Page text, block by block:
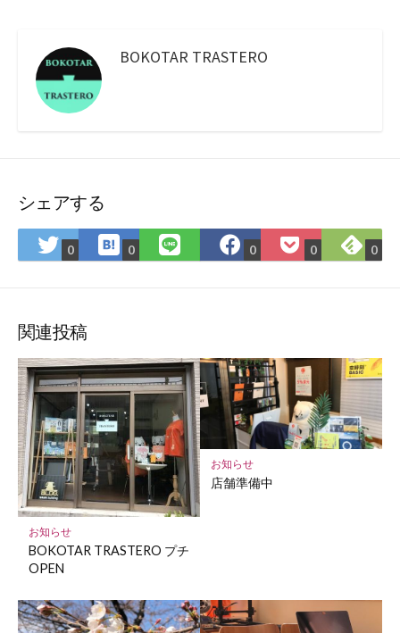
BOKOTAR TRASTERO
シェアする
Twitter
で
ア
0 は
て
マ
ー
ク
に
保
存
0
LINE
で
Facebook
で
0
Pocket
に
0
で
0
関連投稿
お知らせ
BOKOTAR TRASTERO プチ
OPEN
お知らせ
店舗準備中